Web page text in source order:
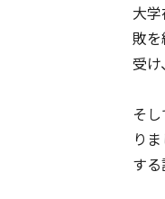
大
敗
受け、
そ
り
す